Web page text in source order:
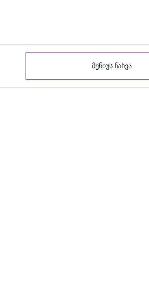
მენიუს ნახვა